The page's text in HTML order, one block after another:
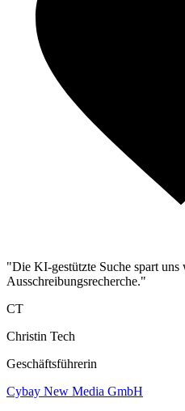
"Die KI-gestützte Suche spart
Ausschreibungsrecherche."
CT
Christin Tech
Geschäftsführerin
Cybay New Media GmbH